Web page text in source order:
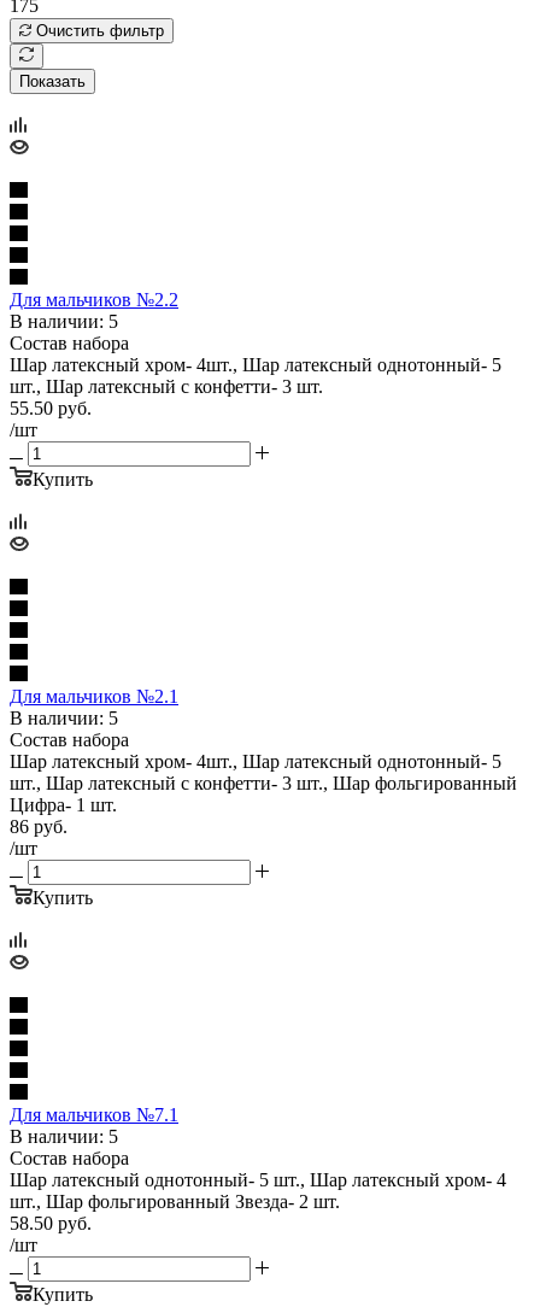
175
Очистить фильтр
Показать
Для мальчиков №2.2
В наличии: 5
Состав набора
Шар латексный хром- 4шт., Шар латексный однотонный- 5
шт., Шар латексный с конфетти- 3 шт.
55.50 руб.
/шт
Купить
Для мальчиков №2.1
В наличии: 5
Состав набора
Шар латексный хром- 4шт., Шар латексный однотонный- 5
шт., Шар латексный с конфетти- 3 шт., Шар фольгированный
Цифра- 1 шт.
86 руб.
/шт
Купить
Для мальчиков №7.1
В наличии: 5
Состав набора
Шар латексный однотонный- 5 шт., Шар латексный хром- 4
шт., Шар фольгированный Звезда- 2 шт.
58.50 руб.
/шт
Купить